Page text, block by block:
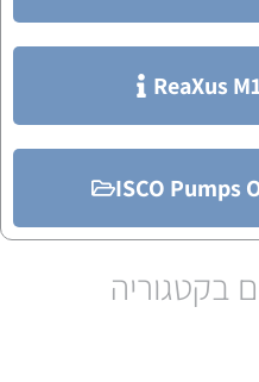
ReaXus
ISCO Pumps
בקטגוריה